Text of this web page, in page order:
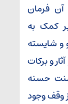
آن فرمان
کمک به
و شایسته
و برکات
حسنه
وقف وجود